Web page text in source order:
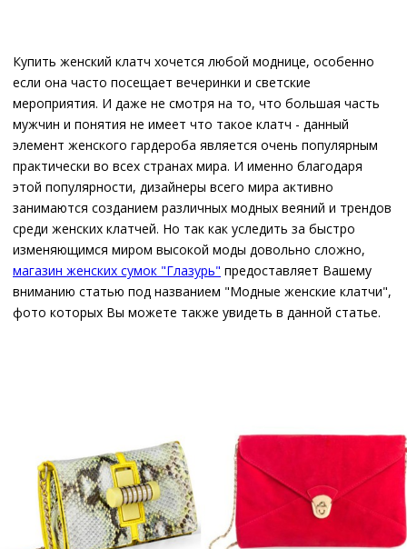
Купить женский клатч хочется любой моднице, особенно
если она часто посещает вечеринки и светские
мероприятия. И даже не смотря на то, что большая часть
мужчин и понятия не имеет что такое клатч - данный
элемент женского гардероба является очень популярным
практически во всех странах мира. И именно благодаря
этой популярности, дизайнеры всего мира активно
занимаются созданием различных модных веяний и трендов
среди женских клатчей. Но так как уследить за быстро
изменяющимся миром высокой моды довольно сложно,
магазин женских сумок "Глазурь" предоставляет Вашему
вниманию статью под названием "Модные женские клатчи",
фото которых Вы можете также увидеть в данной статье.